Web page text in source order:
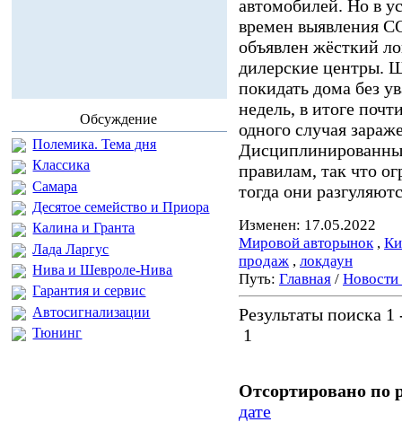
Обсуждение
Полемика. Тема дня
Классика
Самара
Десятое семейство и Приора
Калина и Гранта
Лада Ларгус
Нива и Шевроле-Нива
Гарантия и сервис
Автосигнализации
Тюнинг
автомобилей. Но в
времен выявления
объявлен жёсткий
дилерские центры.
покидать дома без
недель, в итоге
одного случая
правилам, так что
тогда они
Изменен: 17.05.2022
Мировой авторынок,
продаж , локдаун
Путь: Главная /
Результаты поиска 1
1
Отсортировано по
дате